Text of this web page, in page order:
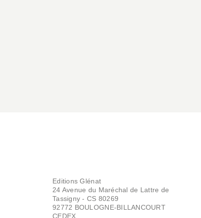
Editions Glénat
24 Avenue du Maréchal de Lattre de
Tassigny - CS 80269
92772 BOULOGNE-BILLANCOURT
CEDEX